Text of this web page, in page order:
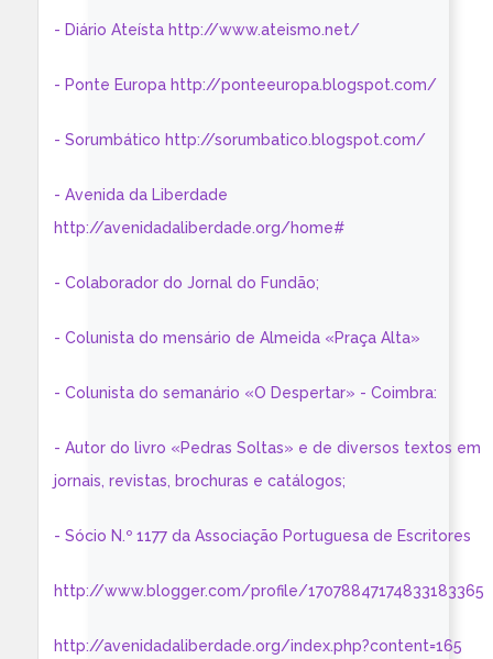
- Diário Ateísta http://www.ateismo.net/
- Ponte Europa http://ponteeuropa.blogspot.com/
- Sorumbático http://sorumbatico.blogspot.com/
- Avenida da Liberdade
http://avenidadaliberdade.org/home#
- Colaborador do Jornal do Fundão;
- Colunista do mensário de Almeida «Praça Alta»
- Colunista do semanário «O Despertar» - Coimbra:
- Autor do livro «Pedras Soltas» e de diversos textos em
jornais, revistas, brochuras e catálogos;
- Sócio N.º 1177 da Associação Portuguesa de Escritores
http://www.blogger.com/profile/17078847174833183365
http://avenidadaliberdade.org/index.php?content=165